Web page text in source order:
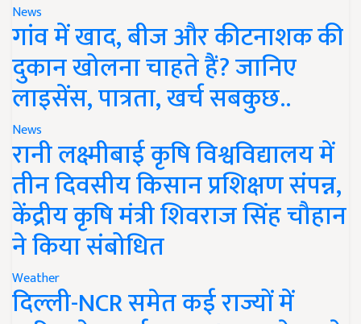
News
गांव में खाद, बीज और कीटनाशक की
दुकान खोलना चाहते हैं? जानिए
लाइसेंस, पात्रता, खर्च सबकुछ..
News
रानी लक्ष्मीबाई कृषि विश्वविद्यालय में
तीन दिवसीय किसान प्रशिक्षण संपन्न,
केंद्रीय कृषि मंत्री शिवराज सिंह चौहान
ने किया संबोधित
Weather
दिल्ली-NCR समेत कई राज्यों में